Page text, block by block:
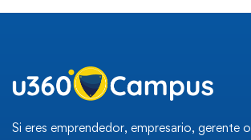
Si eres emprendedor, empresario, gerente o